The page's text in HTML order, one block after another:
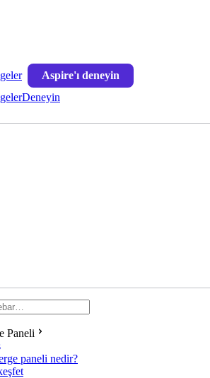
Aspire'ı deneyin
Deneyin
Paneli
paneli nedir?